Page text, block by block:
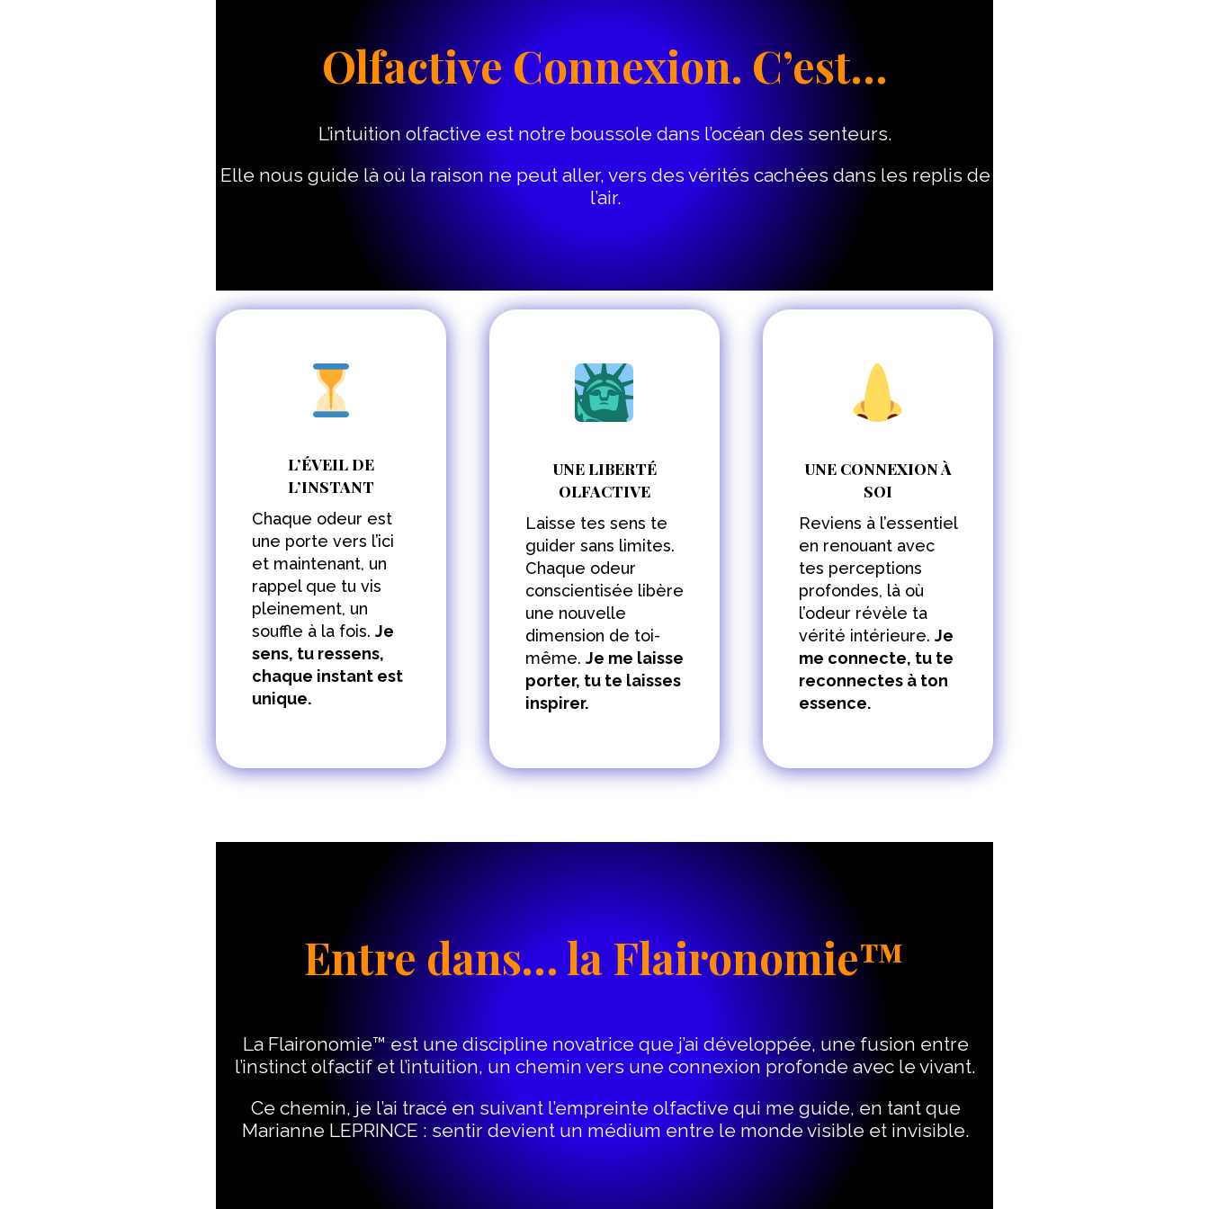
Olfactive Connexion. C’est…
L’intuition olfactive est notre boussole dans l’océan des senteurs.
Elle nous guide là où la raison ne peut aller, vers des vérités cachées dans les replis de
l’air.
L’ÉVEIL DE
L’INSTANT
Chaque odeur est
une porte vers l’ici
et maintenant, un
rappel que tu vis
pleinement, un
souffle à la fois. Je
sens, tu ressens,
chaque instant est
unique.
UNE LIBERTÉ
OLFACTIVE
Laisse tes sens te
guider sans limites.
Chaque odeur
conscientisée libère
une nouvelle
dimension de toi-
même. Je me laisse
porter, tu te laisses
inspirer.
UNE CONNEXION À
SOI
Reviens à l’essentiel
en renouant avec
tes perceptions
profondes, là où
l’odeur révèle ta
vérité intérieure. Je
me connecte, tu te
reconnectes à ton
essence.
Entre dans… la Flaironomie™
La Flaironomie™ est une discipline novatrice que j’ai développée, une fusion entre
l’instinct olfactif et l’intuition, un chemin vers une connexion profonde avec le vivant.
Ce chemin, je l’ai tracé en suivant l’empreinte olfactive qui me guide, en tant que
Marianne LEPRINCE : sentir devient un médium entre le monde visible et invisible.